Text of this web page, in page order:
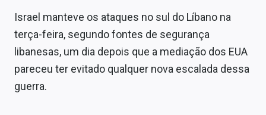
Israel manteve os ataques no sul do Líbano na
terça-feira, segundo fontes de segurança
libanesas, um dia depois que a mediação dos EUA
pareceu ter evitado qualquer nova escalada dessa
guerra.